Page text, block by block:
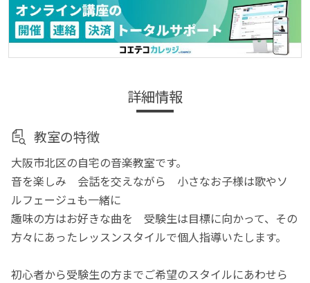
詳細情報
教室の特徴
大阪市北区の自宅の音楽教室です。
音を楽しみ 会話を交えながら 小さなお子様は歌やソ
ルフェージュも一緒に
趣味の方はお好きな曲を 受験生は目標に向かって、その
方々にあったレッスンスタイルで個人指導いたします。
初心者から受験生の方までご希望のスタイルにあわせら